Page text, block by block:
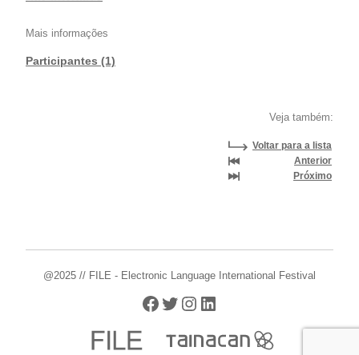
Mais informações
Participantes (1)
Veja também:
Voltar para a lista
Anterior
Próximo
@2025 // FILE - Electronic Language International Festival
Facebook
Twitter
Instagram
LinkedIn